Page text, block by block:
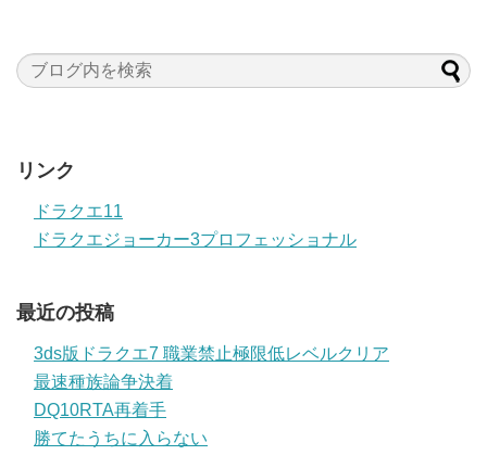
リンク
ドラクエ11
ドラクエジョーカー3プロフェッショナル
最近の投稿
3ds版ドラクエ7 職業禁止極限低レベルクリア
最速種族論争決着
DQ10RTA再着手
勝てたうちに入らない